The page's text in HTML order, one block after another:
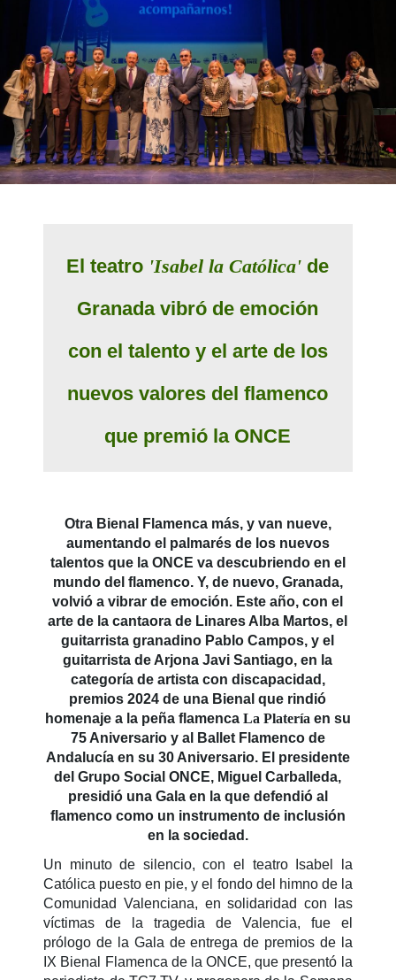
El teatro 'Isabel la Católica' de
Granada vibró de emoción
con el talento y el arte de los
nuevos valores del flamenco
que premió la ONCE
Otra Bienal Flamenca más, y van nueve,
aumentando el palmarés de los nuevos
talentos que la ONCE va descubriendo en el
mundo del flamenco. Y, de nuevo, Granada,
volvió a vibrar de emoción. Este año, con el
arte de la cantaora de Linares Alba Martos, el
guitarrista granadino Pablo Campos, y el
guitarrista de Arjona Javi Santiago, en la
categoría de artista con discapacidad,
premios 2024 de una Bienal que rindió
homenaje a la peña flamenca La Platería en su
75 Aniversario y al Ballet Flamenco de
Andalucía en su 30 Aniversario. El presidente
del Grupo Social ONCE, Miguel Carballeda,
presidió una Gala en la que defendió al
flamenco como un instrumento de inclusión
en la sociedad.
Un minuto de silencio, con el teatro Isabel la
Católica puesto en pie, y el fondo del himno de la
Comunidad Valenciana, en solidaridad con las
víctimas de la tragedia de Valencia, fue el
prólogo de la Gala de entrega de premios de la
IX Bienal Flamenca de la ONCE, que presentó la